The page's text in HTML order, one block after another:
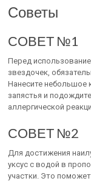
Советы
СОВЕТ №1
Перед
звездочек,
Нанесите небольшое
запястья и
аллергической
СОВЕТ №2
Для достижения
уксус с водой в
участки. Это